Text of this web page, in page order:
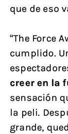
que de eso
“The Force
cumplido.
creer en la
sensación
la peli.
grande,